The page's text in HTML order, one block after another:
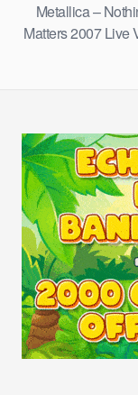
Metallica –
Matters 2007 Live